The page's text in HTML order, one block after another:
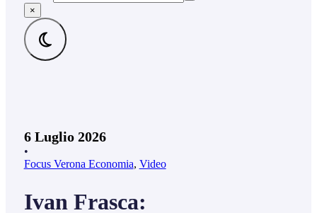
×
6 Luglio 2026
•
Focus Verona Economia, Video
Ivan Frasca: